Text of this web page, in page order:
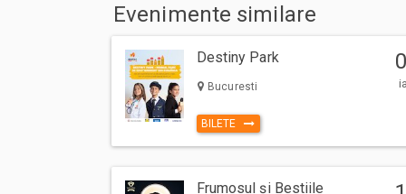
emitere bilet, comisioane, cost de livrare (in cazul in care
biletului/abonamentului); cost Asigurare En Garde (in
unei asigurari de bilete), costuri identificate separat in
Prin cumpararea unui bilet sau abonament de pe site-ul
sa respecte Regulile de participare si acces la eveniment,
ului Bilete.ro
Taxa administrare - 2%
Taxa procesare - 2 lei
Evenimente similare
Destiny Park
Bucuresti
BILETE
Frumosul și Bestiile